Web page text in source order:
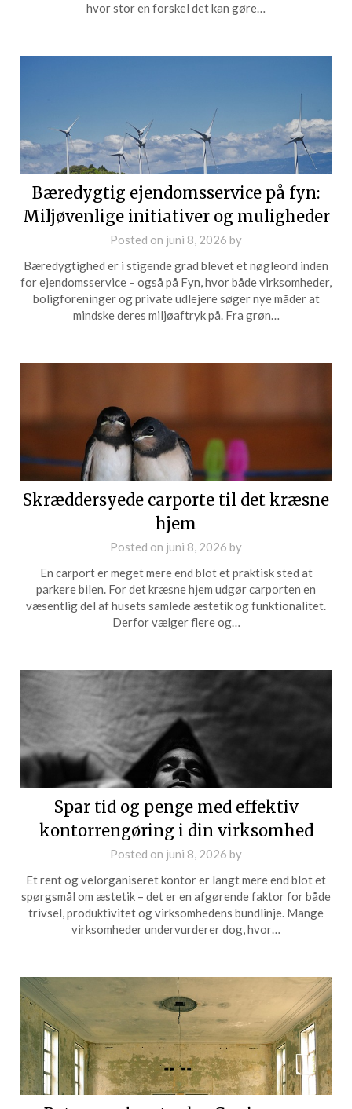
hvor stor en forskel det kan gøre…
Bæredygtig ejendomsservice på fyn:
Miljøvenlige initiativer og muligheder
Posted on juni 8, 2026 by
Bæredygtighed er i stigende grad blevet et nøgleord inden
for ejendomsservice – også på Fyn, hvor både virksomheder,
boligforeninger og private udlejere søger nye måder at
mindske deres miljøaftryk på. Fra grøn…
Skræddersyede carporte til det kræsne
hjem
Posted on juni 8, 2026 by
En carport er meget mere end blot et praktisk sted at
parkere bilen. For det kræsne hjem udgør carporten en
væsentlig del af husets samlede æstetik og funktionalitet.
Derfor vælger flere og…
Spar tid og penge med effektiv
kontorrengøring i din virksomhed
Posted on juni 8, 2026 by
Et rent og velorganiseret kontor er langt mere end blot et
spørgsmål om æstetik – det er en afgørende faktor for både
trivsel, produktivitet og virksomhedens bundlinje. Mange
virksomheder undervurderer dog, hvor…